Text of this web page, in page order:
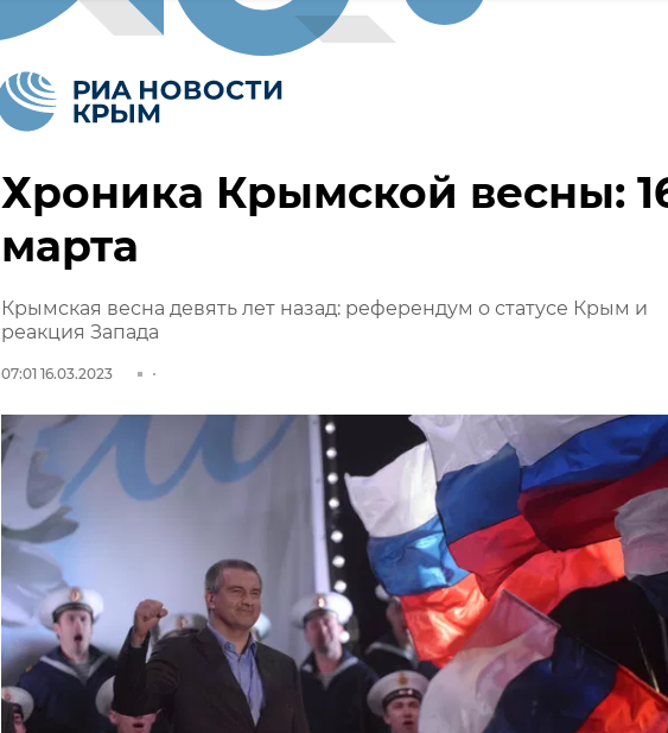
Хроника Крымской весны:
марта
Крымская весна девять лет назад: референдум о статусе Крым и
реакция Запада
07:01 16.03.2023